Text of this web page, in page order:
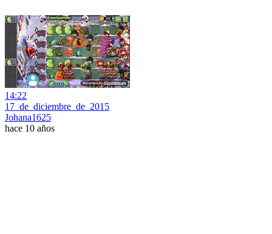
14:22
17_de_diciembre_de_2015
Johana1625
hace 10 años